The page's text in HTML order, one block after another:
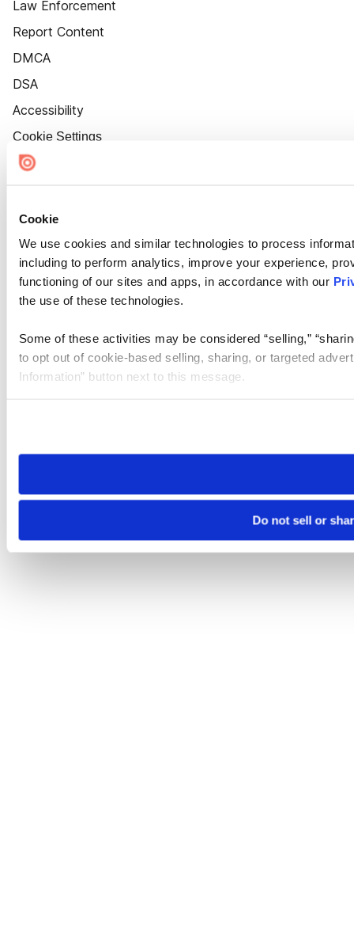
Cookie
We use cookies and similar technologies to process
including to perform analytics, improve your experience,
functioning of our sites and apps, in accordance with our
the use of these technologies.
Some of these activities may be considered “selling,”
to opt out of cookie-based selling, sharing, or targeted
Information” button next to this message.
need to be set again.
Do not sell or
Law Enforcement
Report Content
DMCA
DSA
Accessibility
Cookie Settings